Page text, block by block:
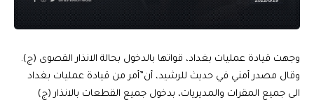
وجهت قيادة عمليات بغداد، قواتها بالدخول بحالة الانذار القصوى (ج).
وقال مصدر أمني في حديث للرشيد، أن”أمر من قيادة عمليات بغداد
الى جميع المقرات والمديريات، بدخول جميع القطعات بالانذار (ج)